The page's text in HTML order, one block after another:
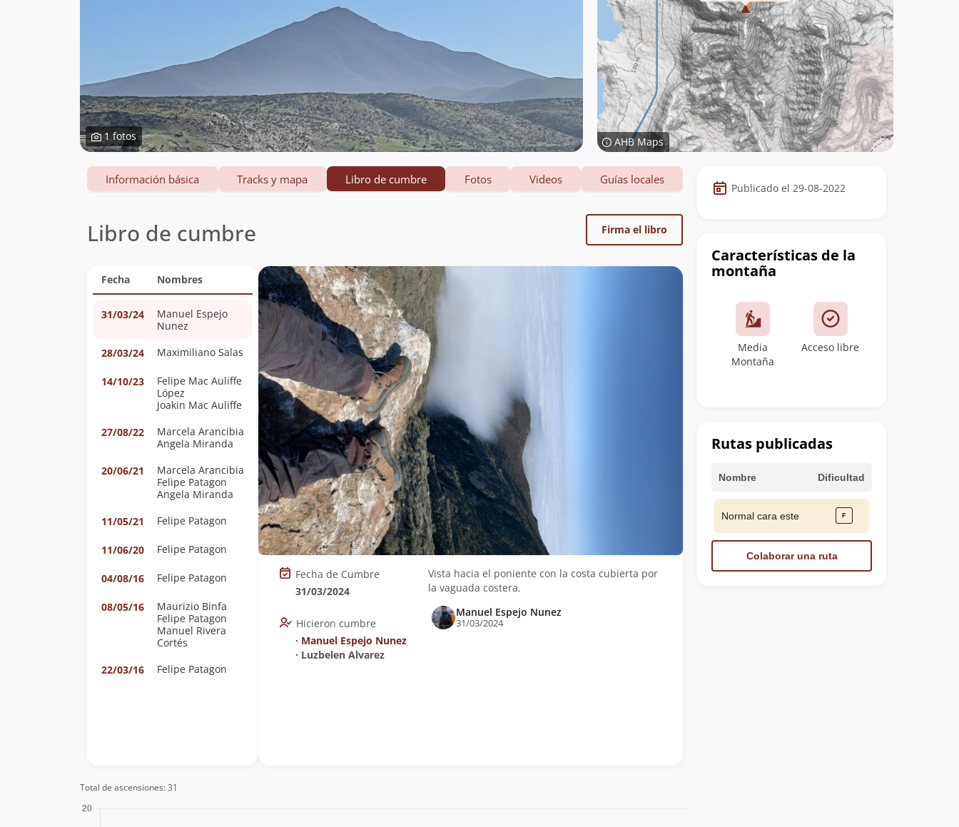
1 fotos AHB Maps
Datos
de
cumbre
Publicado el 29-08-2022
Características de la
montaña
Media
Montaña
Acceso libre
Rutas publicadas
Nombre Dificultad
Normal cara este
Colaborar una ruta
Información básica Tracks y mapa Libro de cumbre Fotos Videos Guías locales
Libro de cumbre Firma el libro
Fecha Nombres
31/03/24
Manuel Espejo
Nunez
28/03/24
Maximiliano Salas
14/10/23
Felipe Mac Auliffe
López
Joakin Mac Auliffe
27/08/22
Marcela Arancibia
Angela Miranda
20/06/21
Marcela Arancibia
Felipe Patagon
Angela Miranda
11/05/21
Felipe Patagon
11/06/20 Felipe Patagon
04/08/16 Felipe Patagon
08/05/16
Maurizio Binfa
Felipe Patagon
Manuel Rivera
Cortés
22/03/16
Felipe Patagon
Fecha de Cumbre
31/03/2024
Hicieron cumbre
∙ Manuel Espejo Nunez
∙ Luzbelen Alvarez
Vista hacia el poniente con la costa cubierta por
la vaguada costera.
Manuel Espejo Nunez
31/03/2024
Total de ascensiones: 31